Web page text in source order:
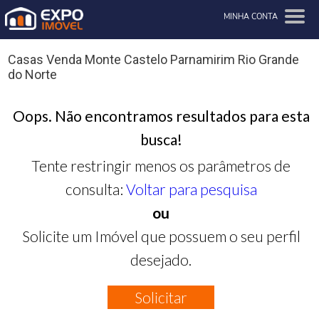
MINHA CONTA
Casas Venda Monte Castelo Parnamirim Rio Grande
do Norte
Oops. Não encontramos resultados para esta
busca!
Tente restringir menos os parâmetros de
consulta: Voltar para pesquisa
ou
Solicite um Imóvel que possuem o seu perfil
desejado.
Solicitar